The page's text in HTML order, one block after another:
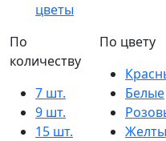
цветы
По
количеству
7 шт.
9 шт.
15 шт.
По цвету
Белые